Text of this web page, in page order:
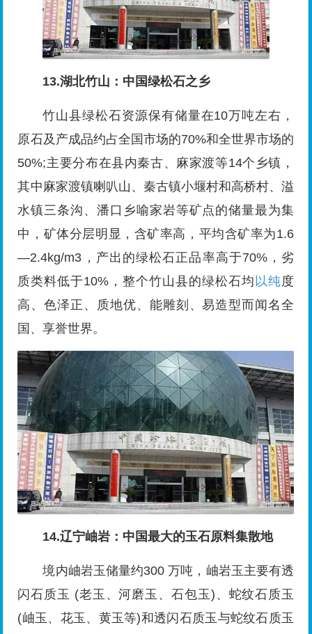
13.湖北竹山：中国绿松石之乡
竹山县绿松石资源保有储量在10万吨左右，
原石及产成品约占全国市场的70%和全世界市场的
50%;主要分布在县内秦古、麻家渡等14个乡镇，
其中麻家渡镇喇叭山、秦古镇小堰村和高桥村、溢
水镇三条沟、潘口乡喻家岩等矿点的储量最为集
中，矿体分层明显，含矿率高，平均含矿率为1.6
—2.4kg/m3，产出的绿松石正品率高于70%，劣
质类料低于10%，整个竹山县的绿松石均 以纯度
高、色泽正、质地优、能雕刻、易造型而闻名全
国、享誉世界。
14.辽宁岫岩：中国最大的玉石原料集散地
境内岫岩玉储量约300 万吨，岫岩玉主要有透
闪石质玉 (老玉、河磨玉、石包玉)、蛇纹石质玉
(岫玉、花玉、黄玉等)和透闪石质玉与蛇纹石质玉